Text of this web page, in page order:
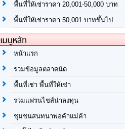
พื้นที่ให้เช่าราคา 20,001-50,000 บาท
พื้นที่ให้เช่าราคา 50,001 บาทขึ้นไป
เมนูหลัก
หน้าแรก
รวมข้อมูลตลาดนัด
พื้นที่เช่า พื้นที่ให้เช่า
รวมแฟรนไชส์น่าลงทุน
ชุมชนสนทนาพ่อค้าแม่ค้า